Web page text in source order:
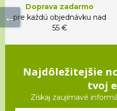
Doprava zadarmo
pre každú objednávku nad
55 €
Najdôležitejšie
tvoj
Získaj zaujímavé